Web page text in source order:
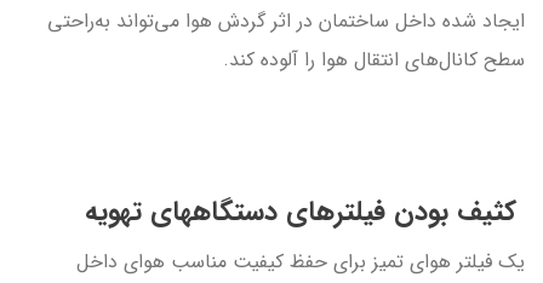
ایجاد شده داخل ساختمان در اثر گردش هوا می‌تواند به‌راحتی
سطح کانال‌های انتقال هوا را آلوده کند.
کثیف بودن فیلترهای دستگاههای تهویه
یک فیلتر هوای تمیز برای حفظ کیفیت مناسب هوای داخل